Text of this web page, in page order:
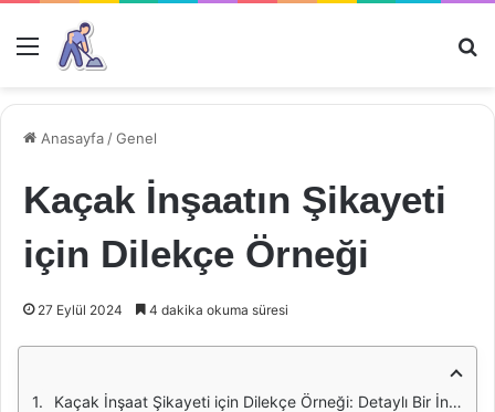
Menü
Anasayfa /Genel
Kaçak İnşaatın Şikayeti
için Dilekçe Örneği
27 Eylül 2024 4 dakika okuma süresi
Kaçak İnşaat Şikayeti için Dilekçe Örneği: Detaylı Bir İnceleme